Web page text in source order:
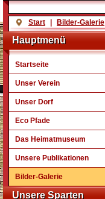
Start Bilder-Galerie
Hauptmenü
Startseite
Unser Verein
Unser Dorf
Eco Pfade
Das Heimatmuseum
Unsere Publikationen
Bilder-Galerie
Unsere Sparten